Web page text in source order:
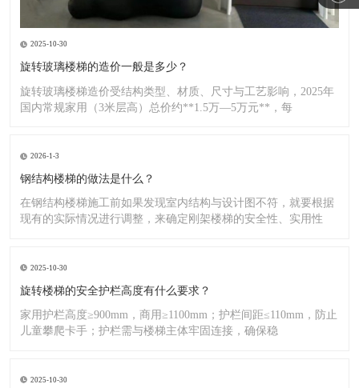
2025-10-30
旋转玻璃楼梯的造价一般是多少？
旋转玻璃楼梯造价受结构类型、材质、尺寸与工艺影响，2025年
国内常规家用（3米层高）总价约**1.5万—5万元**，每
2026-1-3
钢结构楼梯的做法是什么？
在钢结构楼梯施工前如果发现室内结构与设计图不符，就要根据
现有的实际情况进行调整，来确定刚架楼梯的安全性、实用性
2025-10-30
旋转楼梯的安全护栏高度有什么要求？
家用护栏高度≥900mm，商用≥1100mm；护栏间距≤110mm，防止
儿童攀爬卡手；护栏需与楼梯主体牢固连接，确保稳
2025-10-30